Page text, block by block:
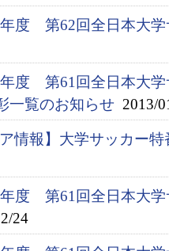
年度 第62回全日本大
年度 第61回全日本大
一覧のお知らせ 2013/
ア情報】大学サッカー
年度 第61回全日本大
24